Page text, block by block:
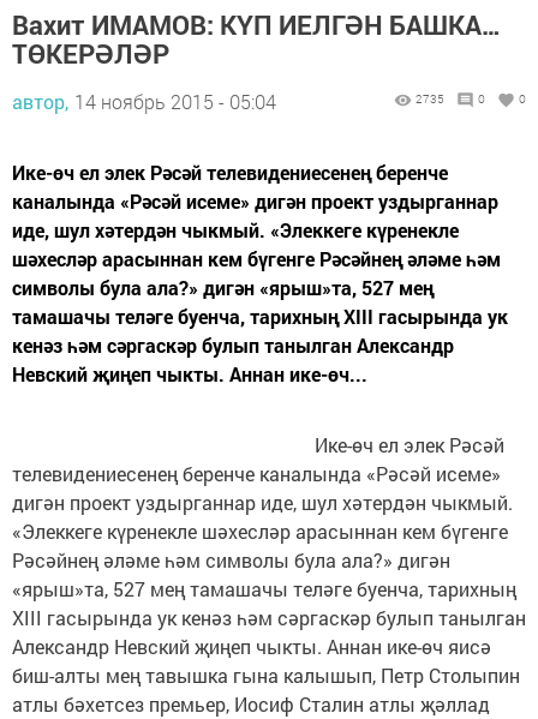
Вахит ИМАМОВ: КҮП ИЕЛГӘН БАШКА…
ТӨКЕРӘЛӘР
автор, 14 ноябрь 2015 - 05:04 2735 0 0
Ике-өч ел элек Рәсәй телевидениесенең беренче
каналында «Рәсәй исеме» дигән проект уздырганнар
иде, шул хәтердән чыкмый. «Элеккеге күренекле
шәхесләр арасыннан кем бүгенге Рәсәйнең әләме һәм
символы була ала?» дигән «ярыш»та, 527 мең
тамашачы теләге буенча, тарихның XIII гасырында ук
кенәз һәм сәргаскәр булып танылган Александр
Невский җиңеп чыкты. Аннан ике-өч...
Ике-өч ел элек Рәсәй
телевидениесенең беренче каналында «Рәсәй исеме»
дигән проект уздырганнар иде, шул хәтердән чыкмый.
«Элеккеге күренекле шәхесләр арасыннан кем бүгенге
Рәсәйнең әләме һәм символы була ала?» дигән
«ярыш»та, 527 мең тамашачы теләге буенча, тарихның
XIII гасырында ук кенәз һәм сәргаскәр булып танылган
Александр Невский җиңеп чыкты. Аннан ике-өч яисә
биш-алты мең тавышка гына калышып, Петр Столыпин
атлы бәхетсез премьер, Иосиф Сталин атлы җәллад